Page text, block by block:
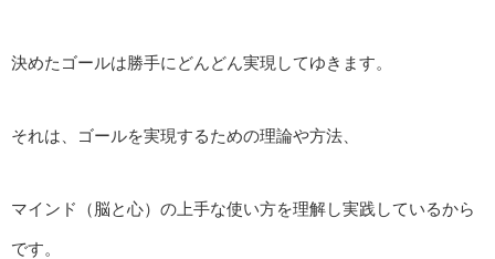
決めたゴールは勝手にどんどん実現してゆきます。
それは、ゴールを実現するための理論や方法、
マインド（脳と心）の上手な使い方を理解し実践しているから
です。